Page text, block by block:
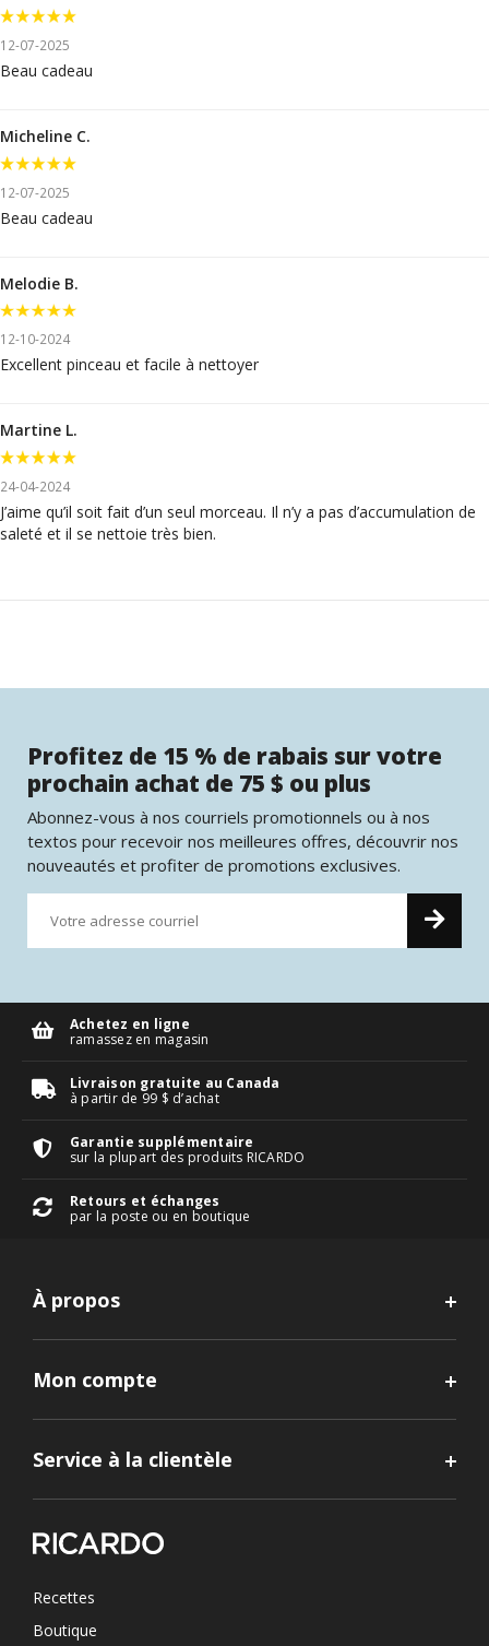
12-07-2025
Beau cadeau
Micheline C.
12-07-2025
Beau cadeau
Melodie B.
12-10-2024
Excellent pinceau et facile à nettoyer
Martine L.
24-04-2024
J’aime qu’il soit fait d’un seul morceau. Il n’y a pas d’accumulation de
saleté et il se nettoie très bien.
Profitez de 15 % de rabais sur votre
prochain achat de 75 $ ou plus
Abonnez-vous à nos courriels promotionnels ou à nos
textos pour recevoir nos meilleures offres, découvrir nos
nouveautés et profiter de promotions exclusives.
Achetez en ligne
ramassez en magasin
Livraison gratuite au Canada
à partir de 99 $ d’achat
Garantie supplémentaire
sur la plupart des produits RICARDO
Retours et échanges
par la poste ou en boutique
À propos
Mon compte
Service à la clientèle
Recettes
Boutique